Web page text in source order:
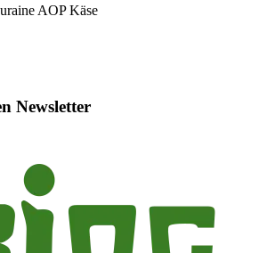
AOP Käse
Newsletter